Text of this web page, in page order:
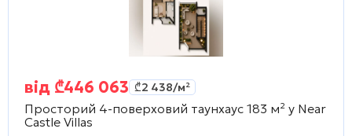
від ₾446 063 ₾2 438/м²
Просторий 4-поверховий таунхаус 183 м² у Near
Castle Villas